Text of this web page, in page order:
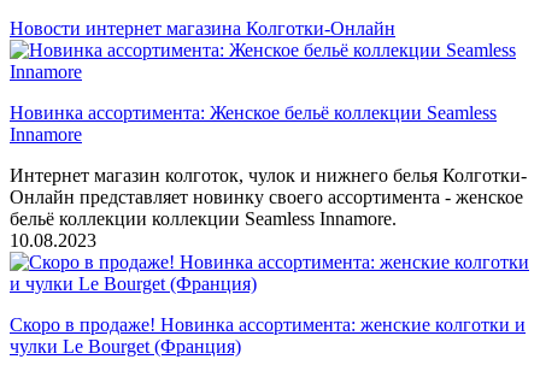
Новости интернет магазина Колготки-Онлайн
Новинка ассортимента: Женское бельё коллекции Seamless
Innamore
Интернет магазин колготок, чулок и нижнего белья Колготки-
Онлайн представляет новинку своего ассортимента - женское
бельё коллекции коллекции Seamless Innamore.
10.08.2023
Скоро в продаже! Новинка ассортимента: женские колготки и
чулки Le Bourget (Франция)